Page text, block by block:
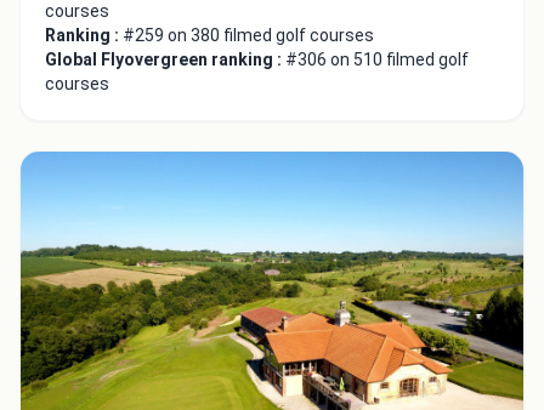
courses
Ranking : #259 on 380 filmed golf courses
Global Flyovergreen ranking : #306 on 510 filmed golf
courses